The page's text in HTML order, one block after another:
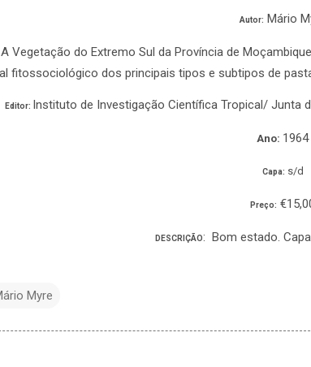
Autor: Mário
A Vegetação do Extremo Sul da Província de
fitossociológico dos principais tipos e subtipos de
Editor: Instituto de Investigação Científica Tropical/ Junta
Ano: 1964
Capa: s/d
Preço:
DESCRIÇÃO: Bom estado.
Myre